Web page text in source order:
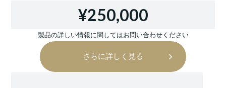
¥250,000
製品の詳しい情報に関してはお問い合わせください
さらに詳しく見る